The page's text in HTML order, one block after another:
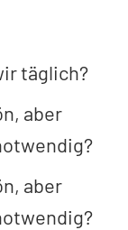
täglich?
aber
aber